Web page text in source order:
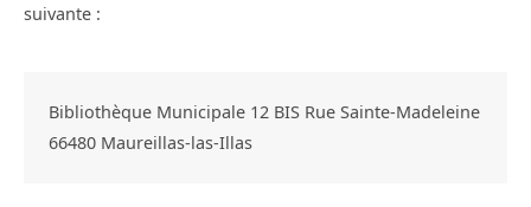
suivante :
Bibliothèque Municipale 12 BIS Rue Sainte-Madeleine
66480 Maureillas-las-Illas